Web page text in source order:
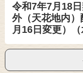
令和7年7月18
外（天花地内
月16日変更）（